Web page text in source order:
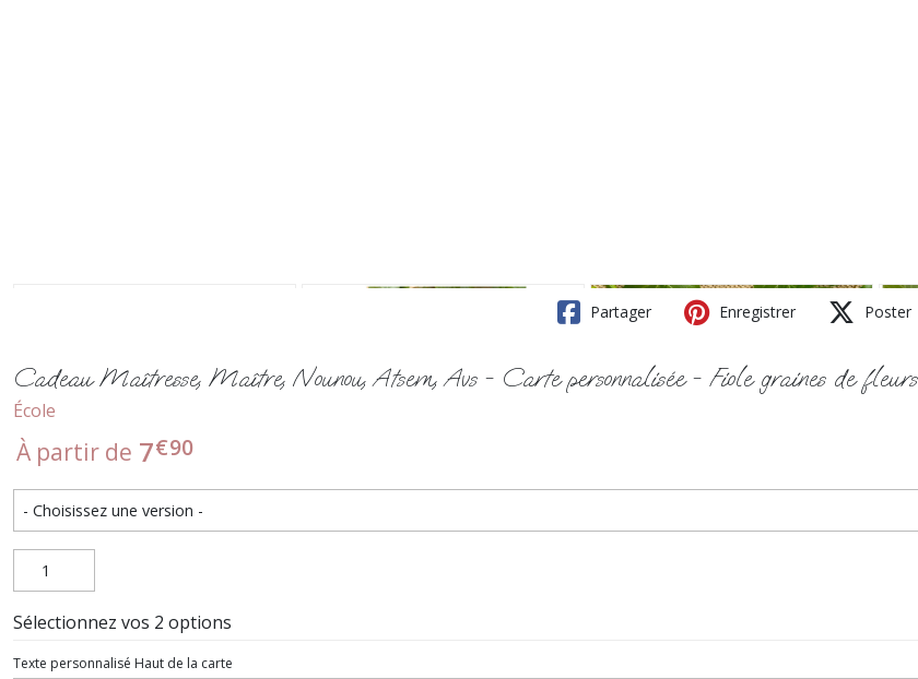
Partager Enregistrer Poster
Cadeau Maîtresse, Maître, Nounou, Atsem, Avs - Carte personnalisée - Fiole graines de fleurs
École
À partir de 7€90
Sélectionnez vos 2 options
Texte personnalisé Haut de la carte